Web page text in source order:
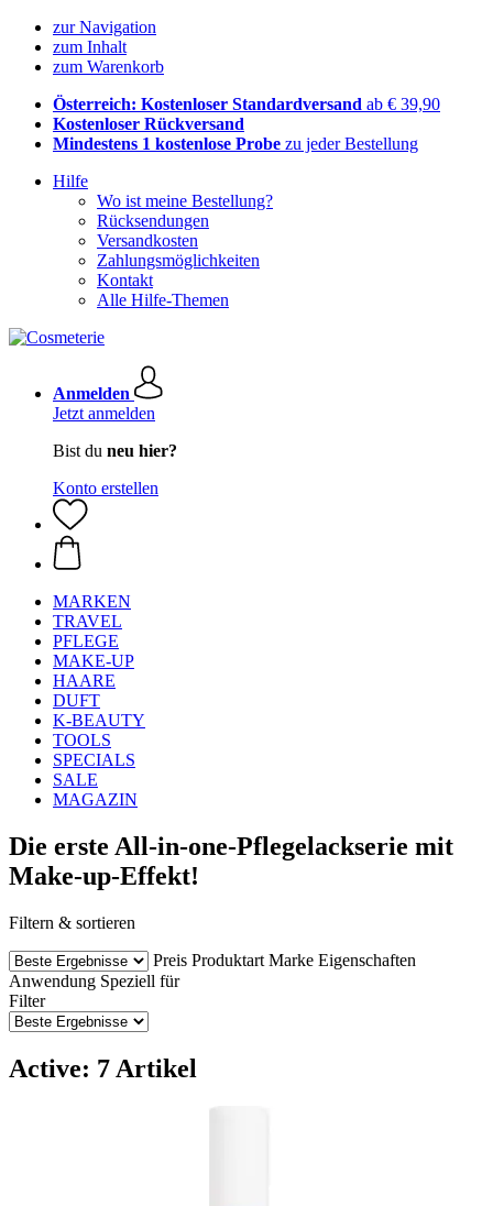
zur Navigation
zum Inhalt
zum Warenkorb
Österreich: Kostenloser Standardversand ab € 39,90
Kostenloser Rückversand
Mindestens 1 kostenlose Probe zu jeder Bestellung
Hilfe
Wo ist meine Bestellung?
Rücksendungen
Versandkosten
Zahlungsmöglichkeiten
Kontakt
Alle Hilfe-Themen
Anmelden
Jetzt anmelden
Bist du neu hier?
Konto erstellen
MARKEN
TRAVEL
PFLEGE
MAKE-UP
HAARE
DUFT
K-BEAUTY
TOOLS
SPECIALS
SALE
MAGAZIN
Die erste All-in-one-Pflegelackserie mit
Make-up-Effekt!
Filtern & sortieren
Preis Produktart Marke Eigenschaften
Anwendung Speziell für
Filter
Active: 7 Artikel